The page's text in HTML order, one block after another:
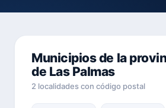
Municipios de la
de Las Palmas
2 localidades con código postal